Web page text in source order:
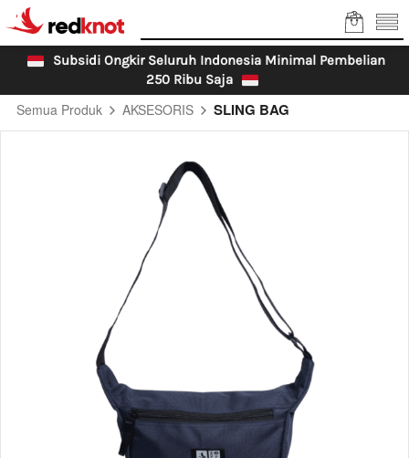
Subsidi Ongkir Seluruh Indonesia Minimal Pembelian
250 Ribu Saja
Semua Produk AKSESORIS SLING BAG